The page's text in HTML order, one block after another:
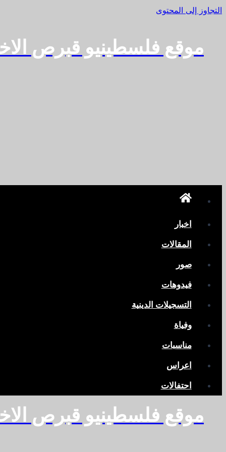
التجاوز إلى المحتوى
موقع فلسطينيو قبرص
اخبار
المقالات
صور
فيدوهات
التسجيلات الدينية
وفياة
مناسبات
اعراس
احتفالات
موقع فلسطينيو قبرص